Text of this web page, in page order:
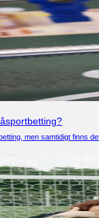
men samtidigt finns